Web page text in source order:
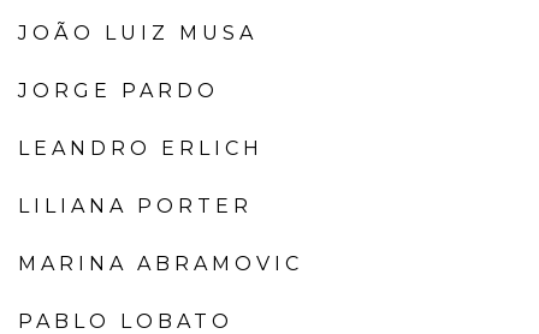
JOÃO LUIZ MUSA
JORGE PARDO
LEANDRO ERLICH
LILIANA PORTER
MARINA ABRAMOVIC
PABLO LOBATO